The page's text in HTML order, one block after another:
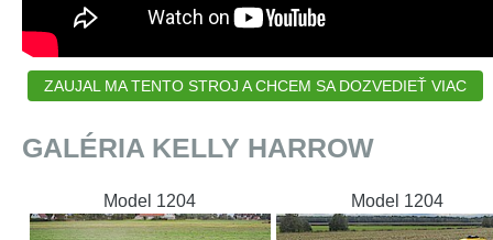
ZAUJAL MA TENTO STROJ A CHCEM SA DOZVEDIEŤ VIAC
GALÉRIA KELLY HARROW
Model 1204 Model 1204